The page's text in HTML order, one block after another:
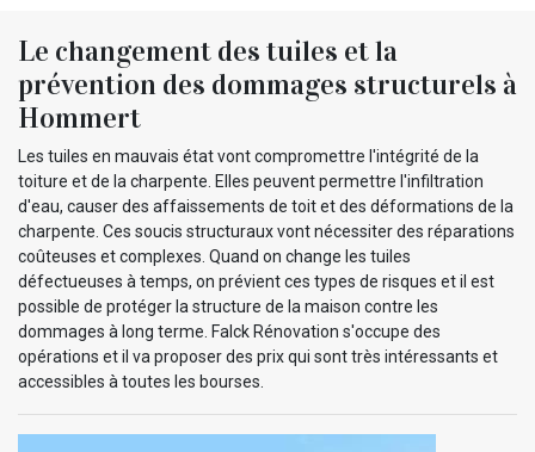
Le changement des tuiles et la
prévention des dommages structurels à
Hommert
Les tuiles en mauvais état vont compromettre l'intégrité de la
toiture et de la charpente. Elles peuvent permettre l'infiltration
d'eau, causer des affaissements de toit et des déformations de la
charpente. Ces soucis structuraux vont nécessiter des réparations
coûteuses et complexes. Quand on change les tuiles
défectueuses à temps, on prévient ces types de risques et il est
possible de protéger la structure de la maison contre les
dommages à long terme. Falck Rénovation s'occupe des
opérations et il va proposer des prix qui sont très intéressants et
accessibles à toutes les bourses.